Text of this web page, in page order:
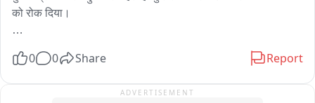
को रोक दिया।
निशाना साधा। उन्होंने कहा कि एबीवीपी के कार्यकर्ता शांतिपूर्ण तरीके से
0 0 Share Report
ADVERTISEMENT